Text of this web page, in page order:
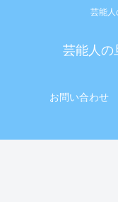
芸能人
芸能人の
お問い合わせ